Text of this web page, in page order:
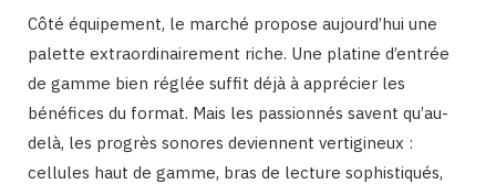
Côté équipement, le marché propose aujourd’hui une
palette extraordinairement riche. Une platine d’entrée
de gamme bien réglée suffit déjà à apprécier les
bénéfices du format. Mais les passionnés savent qu’au-
delà, les progrès sonores deviennent vertigineux :
cellules haut de gamme, bras de lecture sophistiqués,